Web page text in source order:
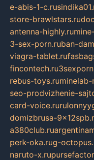
e-abis-1-c.ru
store-brawlstars.ru
antenna-highly.ru
3-sex-porn.ruban-
viagra-tablet.ru
fincontech.ru
rebus-toys.ruminelab-
seo-prodvizhenie-
card-voice.ru
domizbrusa-
a380club.ru
perk-oka.rug-
naruto-x.ru